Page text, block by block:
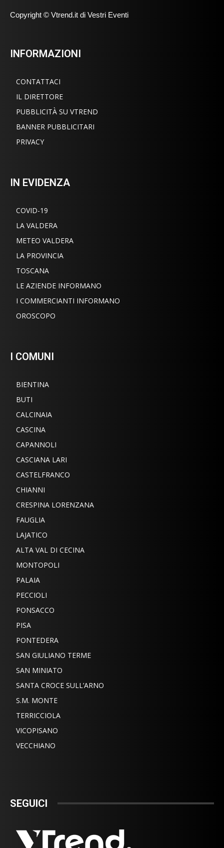
Copyright © Vtrend.it di Vestri Eventi
INFORMAZIONI
CONTATTACI
IL DIRETTORE
PUBBLICITÀ SU VTREND
BANNER PUBBLICITARI
PRIVACY
IN EVIDENZA
COVID-19
LA VALDERA
METEO VALDERA
LA PROVINCIA
TOSCANA
LE AZIENDE INFORMANO
I COMMERCIANTI INFORMANO
OROSCOPO
I COMUNI
BIENTINA
BUTI
CALCINAIA
CASCINA
CAPANNOLI
CASCIANA LARI
CASTELFRANCO
CHIANNI
CRESPINA LORENZANA
FAUGLIA
LAJATICO
ALTA VAL DI CECINA
MONTOPOLI
PALAIA
PECCIOLI
PONSACCO
PISA
PONTEDERA
SAN GIULIANO TERME
SAN MINIATO
SANTA CROCE SULL’ARNO
S.M. MONTE
TERRICCIOLA
VICOPISANO
VECCHIANO
SEGUICI